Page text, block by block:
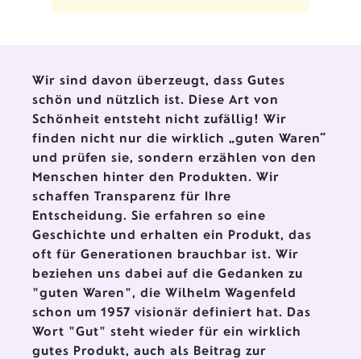
oder Demut.
Wir sind davon überzeugt, dass Gutes
schön und nützlich ist. Diese Art von
Schönheit entsteht nicht zufällig! Wir
finden nicht nur die wirklich „guten Waren“
und prüfen sie, sondern erzählen von den
Menschen hinter den Produkten. Wir
schaffen Transparenz für Ihre
Entscheidung. Sie erfahren so eine
Geschichte und erhalten ein Produkt, das
oft für Generationen brauchbar ist. Wir
beziehen uns dabei auf die Gedanken zu
"guten Waren", die Wilhelm Wagenfeld
schon um 1957 visionär definiert hat. Das
Wort "Gut" steht wieder für ein wirklich
gutes Produkt, auch als Beitrag zur